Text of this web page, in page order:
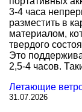
3-4 часа
разместить в
материалом,
твердого
Это
2,5-4 часов.
Летающие
31.07.2026